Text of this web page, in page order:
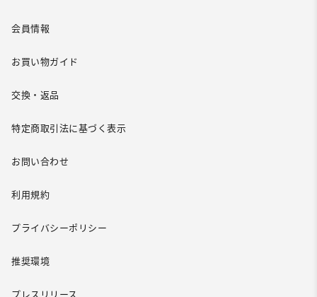
会員情報
お買い物ガイド
交換・返品
特定商取引法に基づく表示
お問い合わせ
利用規約
プライバシーポリシー
推奨環境
プレスリリース